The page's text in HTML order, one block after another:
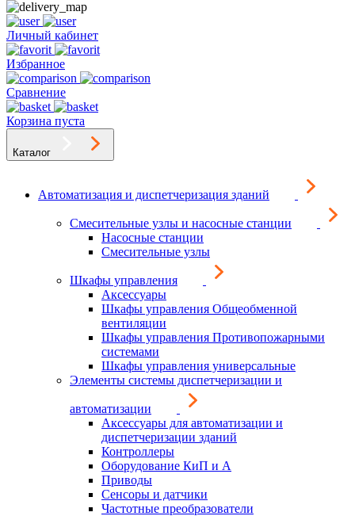
Личный кабинет
Избранное
Сравнение
Корзина пуста
Каталог
Автоматизация и диспетчеризация зданий
Смесительные узлы и насосные станции
Насосные станции
Смесительные узлы
Шкафы управления
Аксессуары
Шкафы управления Общеобменной
вентиляции
Шкафы управления Противопожарными
системами
Шкафы управления универсальные
Элементы системы диспетчеризации и
автоматизации
Аксессуары для автоматизации и
диспетчеризации зданий
Контроллеры
Оборудование КиП и А
Приводы
Сенсоры и датчики
Частотные преобразователи